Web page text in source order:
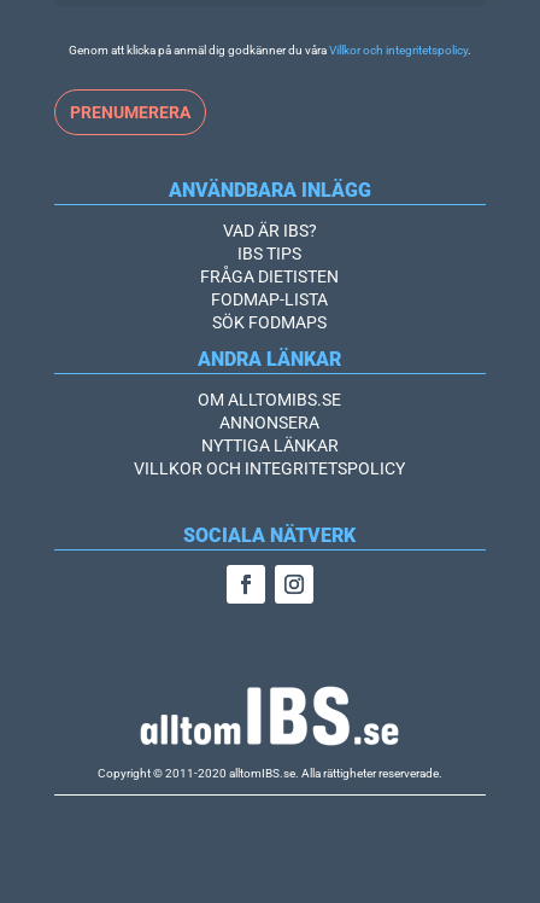
Genom att klicka på anmäl dig godkänner du våraVillkor och integritetspolicy.
ANVÄNDBARA INLÄGG
VAD ÄR IBS?
IBS TIPS
FRÅGA DIETISTEN
FODMAP-LISTA
SÖK FODMAPS
ANDRA LÄNKAR
OM ALLTOMIBS.SE
ANNONSERA
NYTTIGA LÄNKAR
VILLKOR OCH INTEGRITETSPOLICY
SOCIALA NÄTVERK
Copyright © 2011-2020 alltomIBS.se. Alla rättigheter reserverade.